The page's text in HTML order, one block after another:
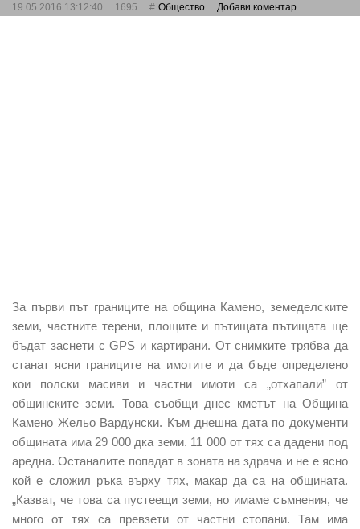
19.05.2016 13:12:40 1695 Общество Добави коментар
За първи път границите на община Камено, земеделските
земи, частните терени, площите и пътищата пътищата ще
бъдат заснети с GPS и картирани. От снимките трябва да
станат ясни границите на имотите и да бъде определено
кои полски масиви и частни имоти са „отхапали” от
общинските земи. Това съобщи днес кметът на Община
Камено Жельо Вардунски. Към днешна дата по документи
общината има 29 000 дка земи. 11 000 от тях са дадени под
аредна. Останалите попадат в зоната на здрача и не е ясно
кой е сложил ръка върху тях, макар да са на общината.
„Казват, че това са пустеещи земи, но имаме съмнения, че
много от тях са превзети от частни стопани. Там има